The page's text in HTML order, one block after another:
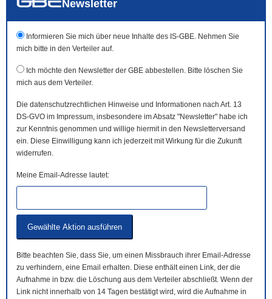
Newsletter
Informieren Sie mich über neue Inhalte des IS-GBE. Nehmen Sie
mich bitte in den Verteiler auf.
Ich möchte den Newsletter der GBE abbestellen. Bitte löschen Sie
mich aus dem Verteiler.
Die datenschutzrechtlichen Hinweise und Informationen nach Art. 13
DS-GVO im Impressum, insbesondere im Absatz "Newsletter" habe ich
zur Kenntnis genommen und willige hiermit in den Newsletterversand
ein. Diese Einwilligung kann ich jederzeit mit Wirkung für die Zukunft
widerrufen.
Meine Email-Adresse lautet:
Bitte beachten Sie, dass Sie, um einen Missbrauch ihrer Email-Adresse
zu verhindern, eine Email erhalten. Diese enthält einen Link, der die
Aufnahme in bzw. die Löschung aus dem Verteiler abschließt. Wenn der
Link nicht innerhalb von 14 Tagen bestätigt wird, wird die Aufnahme in